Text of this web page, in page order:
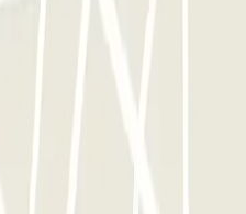
PARKING. Il n'y a pas de
queue ou attendre si le parking
utiliser l'ensemble du
disponible sur